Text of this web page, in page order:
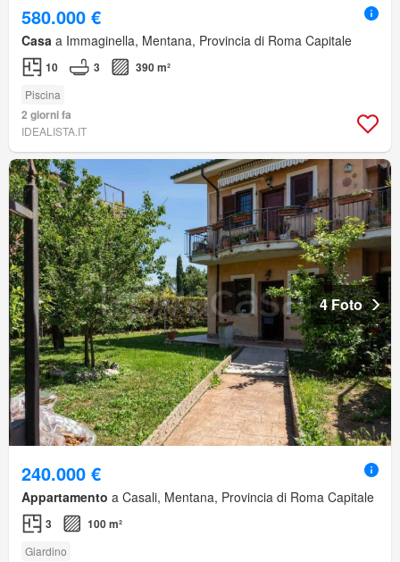
580.000 €
Casa a Immaginella, Mentana, Provincia di Roma Capitale
10 3 390 m²
Piscina
2 giorni fa
IDEALISTA.IT
4 Foto
240.000 €
Appartamento a Casali, Mentana, Provincia di Roma Capitale
3 100 m²
Giardino